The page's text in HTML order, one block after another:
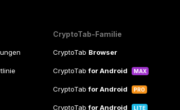
CryptoTab-Familie
CryptoTab Browser
CryptoTabfor Android MAX
CryptoTabfor Android PRO
CryptoTabfor Android LITE